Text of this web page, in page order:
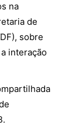
na
de
sobre
interação